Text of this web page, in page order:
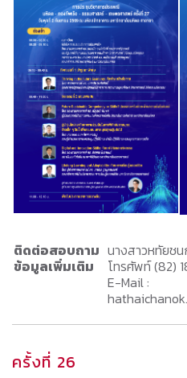
ติดต่อสอบถาม
ข้อมูลเพิ่มเติม
นางสาวหทัยช
โทรศัพท์ (82)
E-Mail :
ครั้งที่ 26